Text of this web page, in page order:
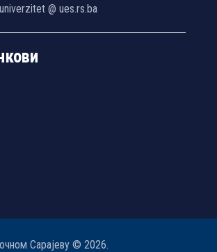
@ ues.rs.ba
Сарајеву © 2026.